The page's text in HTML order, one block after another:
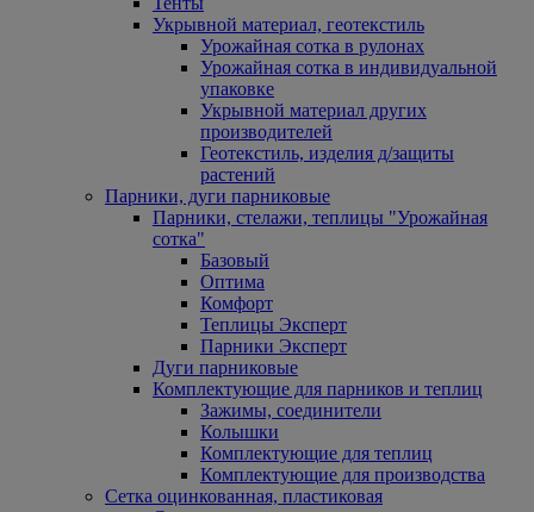
Укрывной материал, геотекстиль
Урожайная сотка в рулонах
Урожайная сотка в индивидуальной
упаковке
Укрывной материал других
производителей
Геотекстиль, изделия д/защиты
растений
Парники, дуги парниковые
Парники, стелажи, теплицы "Урожайная
сотка"
Базовый
Оптима
Комфорт
Теплицы Эксперт
Парники Эксперт
Дуги парниковые
Комплектующие для парников и теплиц
Зажимы, соединители
Колышки
Комплектующие для теплиц
Комплектующие для производства
Сетка оцинкованная, пластиковая